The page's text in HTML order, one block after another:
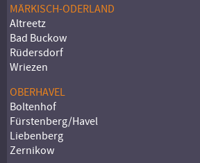
MÄRKISCH-ODERLAND
Altreetz
Bad Buckow
Rüdersdorf
Wriezen
OBERHAVEL
Boltenhof
Fürstenberg/Havel
Liebenberg
Zernikow